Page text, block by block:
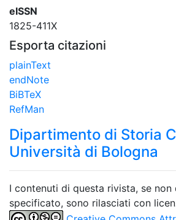
eISSN
1825-411X
Esporta citazioni
plainText
endNote
BiBTeX
RefMan
Dipartimento di Storia
Università di Bologna
I contenuti di questa rivista, se non
specificato, sono rilasciati con